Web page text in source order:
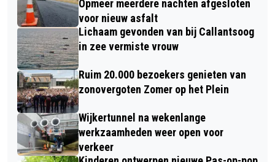
JANUARY’: EEN MAAND GEEN
ALCOHOL
Opmeer meerdere nachten afgesloten
voor nieuw asfalt
Lichaam gevonden van bij Callantsoog
in zee vermiste vrouw
Ruim 20.000 bezoekers genieten van
zonovergoten Zomer op het Plein
Wijkertunnel na wekenlange
werkzaamheden weer open voor
verkeer